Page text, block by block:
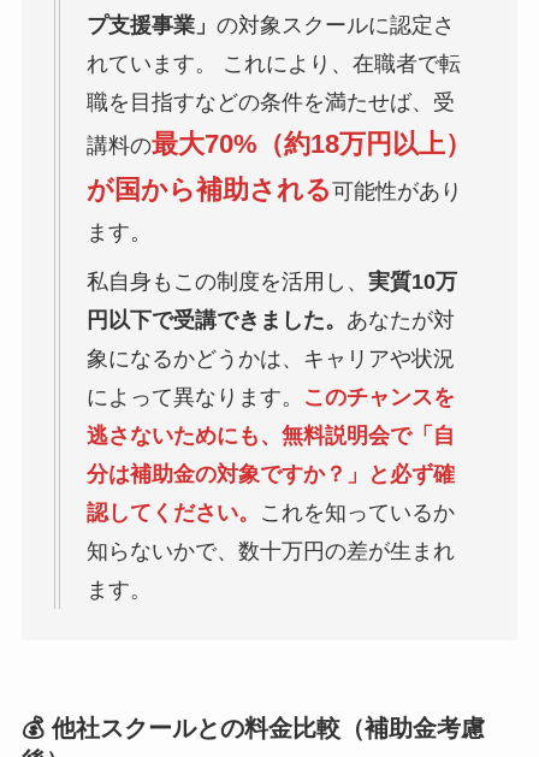
プ支援事業」 の対象スクールに認定さ
れています。 これにより、在職者で転
職を目指すなどの条件を満たせば、受
講料の最大70%（約18万円以上）
が国から補助される可能性があり
ます。
私自身もこの制度を活用し、 実質10万
円以下で受講できました。 あなたが対
象になるかどうかは、キャリアや状況
によって異なります。
このチャンスを
逃さないためにも、無料説明会で「自
分は補助金の対象ですか？」と必ず確
認してください。
これを知っているか
知らないかで、数十万円の差が生まれ
ます。
💰 他社スクールとの料金比較（補助金考慮